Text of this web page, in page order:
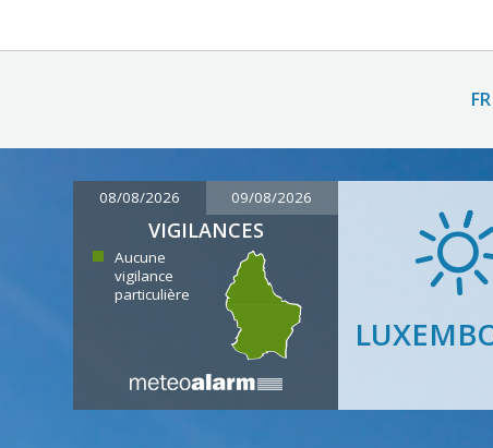
FR
08/08/2026 09/08/2026
VIGILANCES
Aucune
vigilance
particulière